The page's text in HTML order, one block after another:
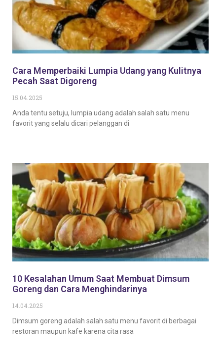
Cara Memperbaiki Lumpia Udang yang Kulitnya
Pecah Saat Digoreng
15.04.2025
Anda tentu setuju, lumpia udang adalah salah satu menu
favorit yang selalu dicari pelanggan di
10 Kesalahan Umum Saat Membuat Dimsum
Goreng dan Cara Menghindarinya
14.04.2025
Dimsum goreng adalah salah satu menu favorit di berbagai
restoran maupun kafe karena cita rasa